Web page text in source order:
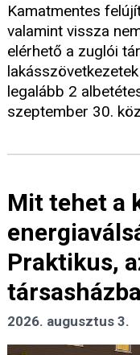
Kamatmentes
valamint vissza
elérhető a zuglói
legalább 2
szeptember 30.
Mit tehet a
Praktikus,
2026. augusztus 3.